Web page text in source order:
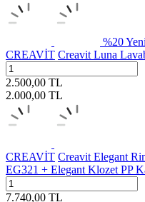
%20Yeni
CREAVİT Creavit Luna
2.500,00 TL
2.000,00 TL
CREAVİT Creavit Elegant
EG321 + Elegant Klozet PP
7.740,00 TL